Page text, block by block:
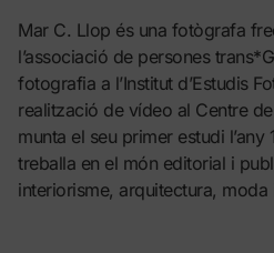
Mar C. Llop és una fotògrafa
l’associació de persones
fotografia a l’Institut d’Estudis
realització de vídeo al Centre
munta el seu primer estudi
treballa en el món editorial i
interiorisme, arquitectura, moda